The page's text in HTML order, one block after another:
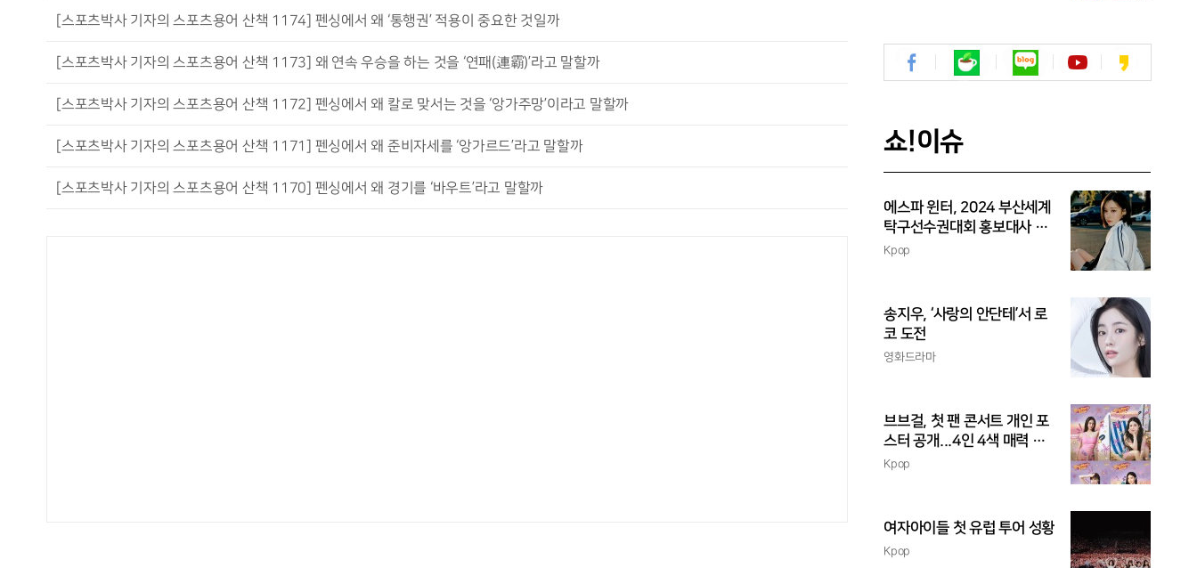
[스포츠박사 기자의 스포츠용어 산책 1174] 펜싱에서 왜 ‘통행권’ 적용이 중요한 것일까
[스포츠박사 기자의 스포츠용어 산책 1173] 왜 연속 우승을 하는 것을 ‘연패(連霸)’라고 말할까
[스포츠박사 기자의 스포츠용어 산책 1172] 펜싱에서 왜 칼로 맞서는 것을 ‘앙가주망’이라고 말할까
[스포츠박사 기자의 스포츠용어 산책 1171] 펜싱에서 왜 준비자세를 ‘앙가르드’라고 말할까
[스포츠박사 기자의 스포츠용어 산책 1170] 펜싱에서 왜 경기를 ‘바우트’라고 말할까
쇼!이슈
에스파 윈터, 2024 부산세계
탁구선수권대회 홍보대사 위
촉
Kpop
송지우, ‘사랑의 안단테’서 로
코 도전
영화드라마
브브걸, 첫 팬 콘서트 개인 포
스터 공개...4인 4색 매력 발
산
Kpop
여자아이들 첫 유럽 투어 성황
Kpop